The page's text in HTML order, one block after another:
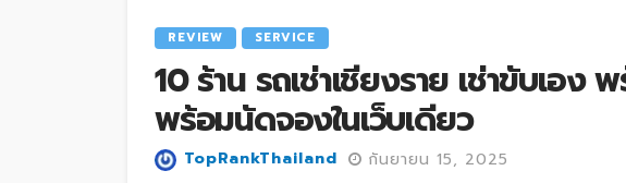
REVIEW SERVICE
10 ร้าน รถเช่าเชียงราย เช่าขับเอง
พร้อมนัดจองในเว็บเดียว
TopRankThailand
กันยายน 15, 2025